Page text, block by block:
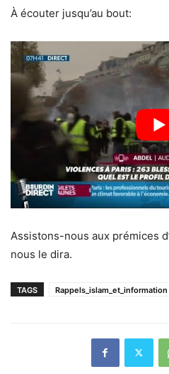
À écouter jusqu’au bout:
Assistons-nous aux prémices
nous le dira.
TAGS Rappels_islam_et_information